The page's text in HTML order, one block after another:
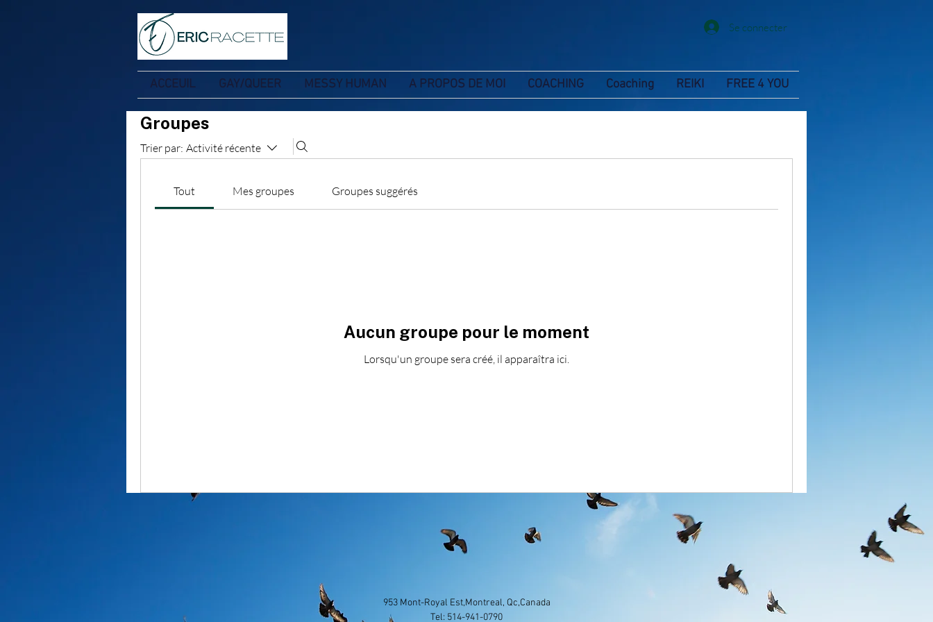
Se connecter
ACCEUIL GAY/QUEER MESSY HUMAN A PROPOS DE MOI COACHING Coaching REIKI FREE 4 YOU
Groupes
Trier par: Activité récente
Tout Mes groupes Groupes suggérés
Aucun groupe pour le moment
Lorsqu'un groupe sera créé, il apparaîtra ici.
953 Mont-Royal Est,Montreal, Qc,Canada
​​Tel: 514-941-0790​